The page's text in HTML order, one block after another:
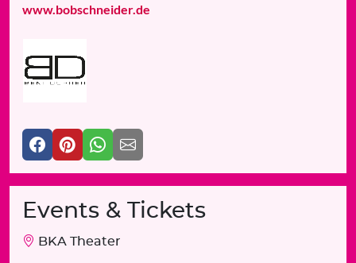
www.bobschneider.de
Events & Tickets
BKA Theater